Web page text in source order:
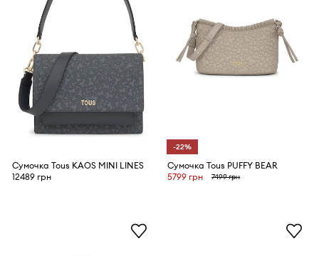
Сумочка Tous KAOS MINI LINES
12489 грн
-22%
Сумочка Tous PUFFY BEAR
5799 грн
7499 грн